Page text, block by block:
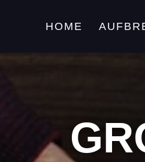
HOME